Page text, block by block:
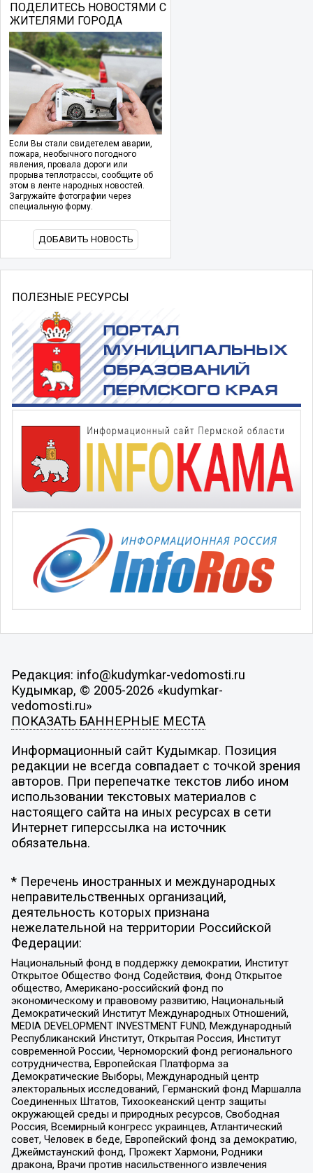
ПОДЕЛИТЕСЬ НОВОСТЯМИ С
ЖИТЕЛЯМИ ГОРОДА
Если Вы стали свидетелем аварии,
пожара, необычного погодного
явления, провала дороги или
прорыва теплотрассы, сообщите об
этом в ленте народных новостей.
Загружайте фотографии через
специальную форму.
ДОБАВИТЬ НОВОСТЬ
ПОЛЕЗНЫЕ РЕСУРСЫ
Редакция: info@kudymkar-vedomosti.ru
Кудымкар, © 2005-2026 «kudymkar-
vedomosti.ru»
ПОКАЗАТЬ БАННЕРНЫЕ МЕСТА
Информационный сайт Кудымкар. Позиция
редакции не всегда совпадает с точкой зрения
авторов. При перепечатке текстов либо ином
использовании текстовых материалов с
настоящего сайта на иных ресурсах в сети
Интернет гиперссылка на источник
обязательна.
* Перечень иностранных и международных
неправительственных организаций,
деятельность которых признана
нежелательной на территории Российской
Федерации:
Национальный фонд в поддержку демократии, Институт
Открытое Общество Фонд Содействия, Фонд Открытое
общество, Американо-российский фонд по
экономическому и правовому развитию, Национальный
Демократический Институт Международных Отношений,
MEDIA DEVELOPMENT INVESTMENT FUND, Международный
Республиканский Институт, Открытая Россия, Институт
современной России, Черноморский фонд регионального
сотрудничества, Европейская Платформа за
Демократические Выборы, Международный центр
электоральных исследований, Германский фонд Маршалла
Соединенных Штатов, Тихоокеанский центр защиты
окружающей среды и природных ресурсов, Свободная
Россия, Всемирный конгресс украинцев, Атлантический
совет, Человек в беде, Европейский фонд за демократию,
Джеймстаунский фонд, Прожект Хармони, Родники
дракона, Врачи против насильственного извлечения